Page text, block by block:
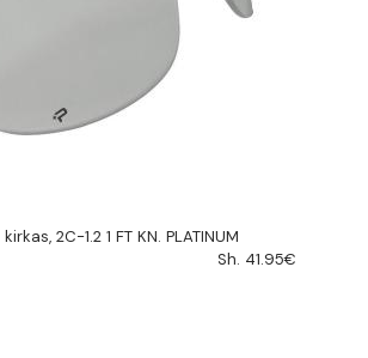
2C-1.2 1 FT KN. PLATINUM
Sh. 41.95€